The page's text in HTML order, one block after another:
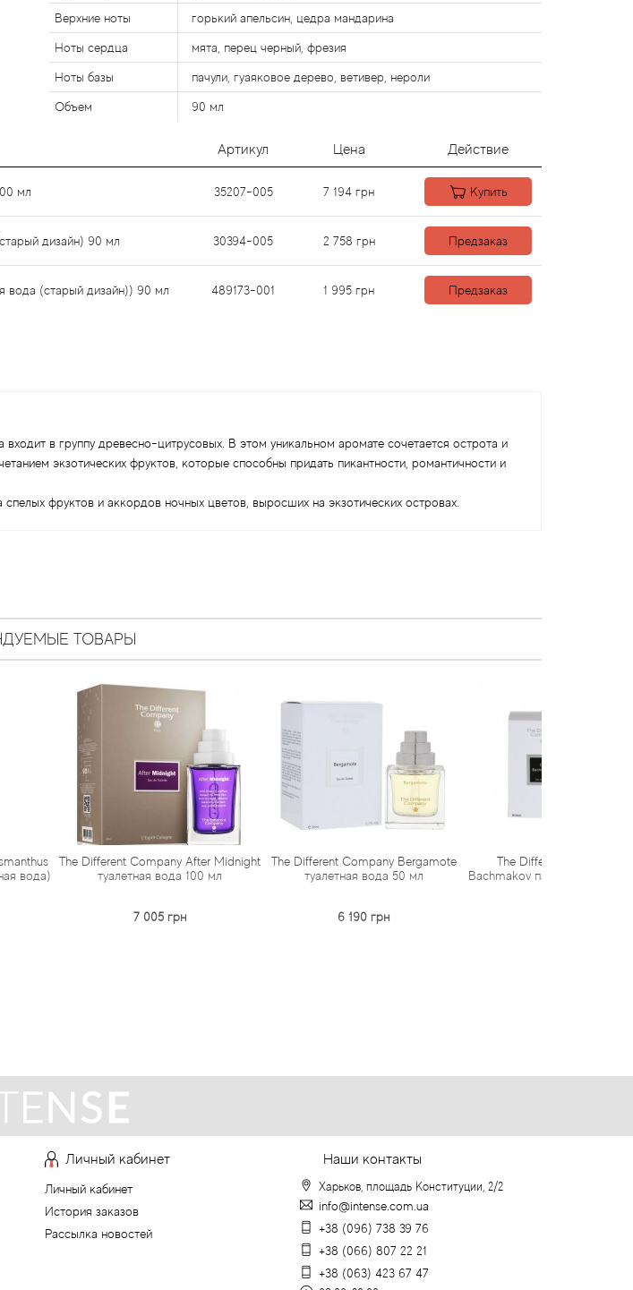
Верхние ноты горький апельсин, цедра мандарина
Ноты сердца мята, перец черный, фрезия
Ноты базы пачули, гуаяковое деревo, ветивер, нероли
Объем 90 мл
Артикул Цена Действие
мл 35207-005 7 194 грн Купить
дизайн) 90 мл 30394-005 2 758 грн Предзаказ
вода (старый дизайн)) 90 мл 489173-001 1 995 грн Предзаказ
в группу древесно-цитрусовых. В этом уникальном аромате сочетается острота и
экзотических фруктов, которые способны придать пикантности, романтичности и
фруктов и аккордов ночных цветов, выросших на экзотических островах.
ТОВАРЫ
Company After Midnight
вода 100 мл
The Different Company Bergamote
туалетная вода 50 мл
The Different Company De
Bachmakov парфюмированная вода
Личный кабинет
Личный кабинет
История заказов
Рассылка новостей
Наши контакты
Харьков, площадь Конституции, 2/2
info@intense.com.ua
+38 (096) 738 39 76
+38 (066) 807 22 21
+38 (063) 423 67 47